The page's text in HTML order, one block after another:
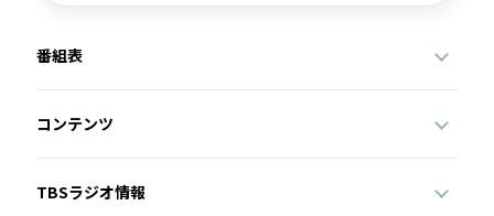
番組表
コンテンツ
TBSラジオ情報